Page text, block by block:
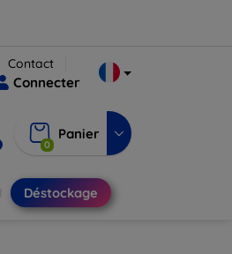
Contact
Connecter
0
Panier
Déstockage